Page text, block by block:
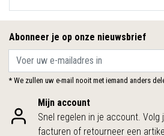
Abonneer je op onze nieuwsbrief
* We zullen uw e-mail nooit met iemand anders
Mijn account
Snel regelen in je account. Volg
facturen of retourneer een